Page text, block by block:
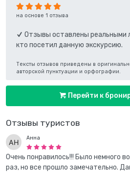
Отзывы туристов
Анна
Очень понравилось!!! Было немного
раз, но все прошло замечательно.
на основе 1 отзыва
Отзывы оставлены реальными
кто посетил данную экскурсию.
Тексты отзывов приведены в
авторской пунктуации и орфографии.
Перейти к